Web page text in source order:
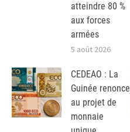
atteindre 80 %
aux forces
armées
5 août 2026
CEDEAO : La
Guinée renonce
au projet de
monnaie